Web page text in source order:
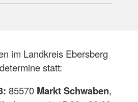
im Landkreis Ebersberg
statt:
85570 Markt Schwaben,